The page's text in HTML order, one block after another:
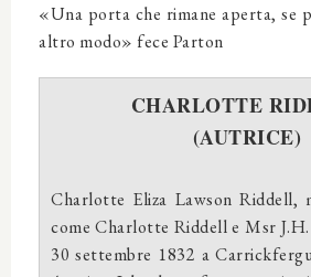
«Una porta che rimane aperta, se
altro modo» fece Parton
CHARLOTTE
(AUTRICE)
Charlotte Eliza Lawson Riddell,
come Charlotte Riddell e Msr
30 settembre 1832 a